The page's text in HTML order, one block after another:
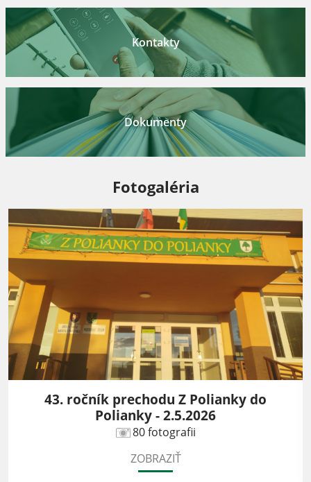
Kontakty
Dokumenty
Fotogaléria
43. ročník prechodu Z Polianky do
Polianky - 2.5.2026
80 fotografii
ZOBRAZIŤ